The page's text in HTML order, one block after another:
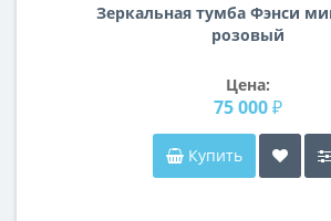
Зеркальная тумба Фэнси
розовый
Цена:
75 000 ₽
Купить